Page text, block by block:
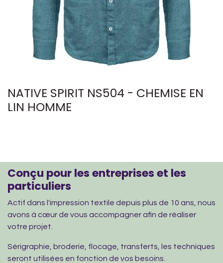
NATIVE SPIRIT NS504 - CHEMISE EN
LIN HOMME
Conçu pour les entreprises et les
particuliers
Actif dans l'impression textile depuis plus de 10 ans, nous
avons à cœur de vous accompagner afin de réaliser
votre projet.
Sérigraphie, broderie, flocage, transferts, les techniques
seront utilisées en fonction de vos besoins.